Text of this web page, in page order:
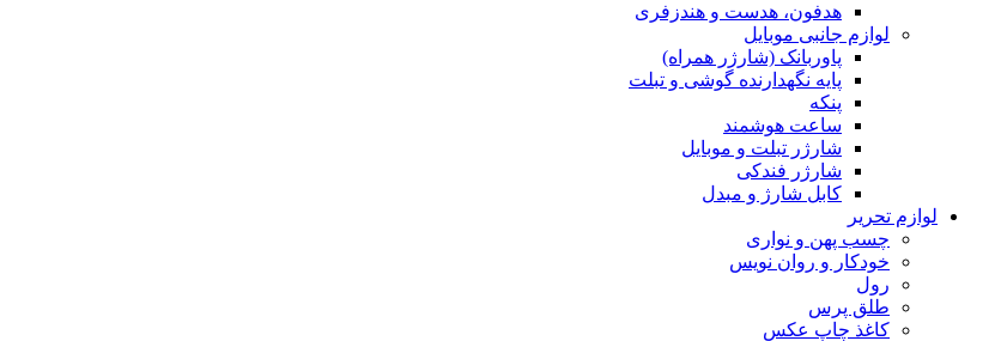
هدفون، هدست و هندزفری
لوازم جانبی موبایل
پاوربانک (شارژر همراه)
پایه نگهدارنده گوشی و تبلت
پنکه
ساعت هوشمند
شارژر تبلت و موبایل
شارژر فندکی
کابل شارژ و مبدل
لوازم تحریر
چسب پهن و نواری
خودکار و روان نویس
رول
طلق پرس
کاغذ چاپ عکس